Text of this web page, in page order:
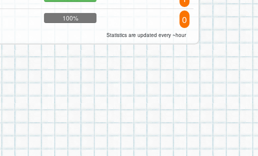
100% 0
Statistics are updated every ~hour